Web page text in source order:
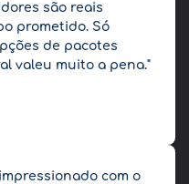
são reais
prometido. Só
de pacotes
valeu muito a pena."
com o